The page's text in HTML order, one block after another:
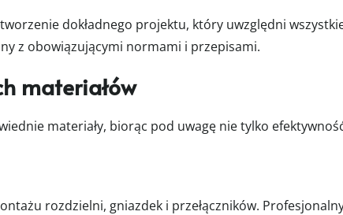
dokładnego projektu, który uwzględni
z obowiązującymi normami i przepisami.
materiałów
materiały, biorąc pod uwagę nie tylko
rozdzielni, gniazdek i przełączników.